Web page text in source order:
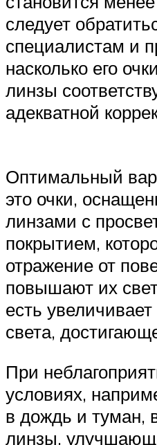
следует
специалистам и
насколько его
линзы
адекватной
Оптимальный
это очки,
линзами с
покрытием,
отражение от
повышают их
есть
света,
При
условиях,
в дождь и туман,
линзы,